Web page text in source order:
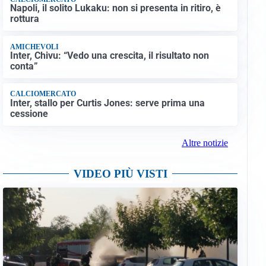
Napoli, il solito Lukaku: non si presenta in ritiro, è
rottura
AMICHEVOLI
Inter, Chivu: “Vedo una crescita, il risultato non
conta”
CALCIOMERCATO
Inter, stallo per Curtis Jones: serve prima una
cessione
Altre notizie
VIDEO PIÙ VISTI